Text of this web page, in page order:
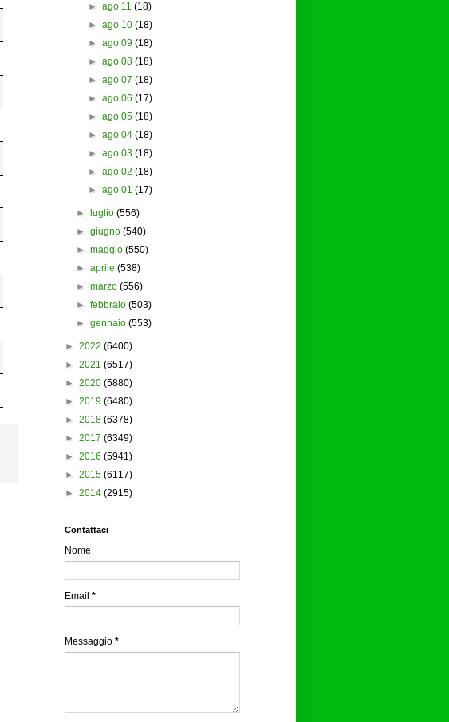
► ago 11 (18)
► ago 10 (18)
► ago 09 (18)
► ago 08 (18)
► ago 07 (18)
► ago 06 (17)
► ago 05 (18)
► ago 04 (18)
► ago 03 (18)
► ago 02 (18)
► ago 01 (17)
► luglio (556)
►giugno (540)
►maggio (550)
►aprile (538)
►marzo (556)
►febbraio (503)
►gennaio (553)
► 2022 (6400)
► 2021 (6517)
► 2020 (5880)
► 2019 (6480)
► 2018 (6378)
► 2017 (6349)
► 2016 (5941)
► 2015 (6117)
► 2014 (2915)
Contattaci
Nome
Email *
Messaggio *